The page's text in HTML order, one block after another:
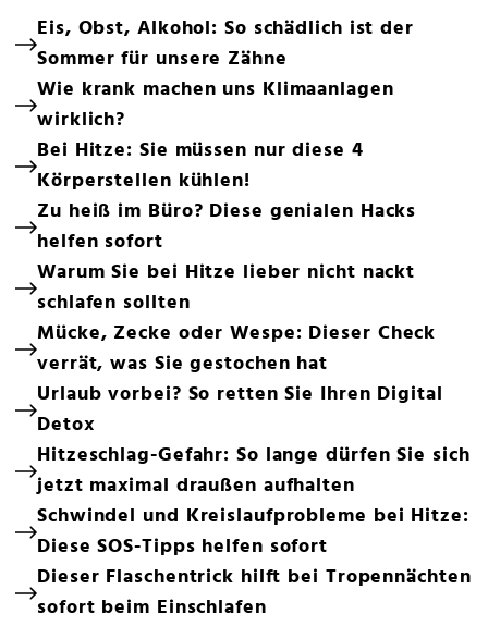
Eis, Obst, Alkohol: So schädlich ist der
Sommer für unsere Zähne
Wie krank machen uns Klimaanlagen
wirklich?
Bei Hitze: Sie müssen nur diese 4
Körperstellen kühlen!
Zu heiß im Büro? Diese genialen Hacks
helfen sofort
Warum Sie bei Hitze lieber nicht nackt
schlafen sollten
Mücke, Zecke oder Wespe: Dieser Check
verrät, was Sie gestochen hat
Urlaub vorbei? So retten Sie Ihren Digital
Detox
Hitzeschlag-Gefahr: So lange dürfen Sie sich
jetzt maximal draußen aufhalten
Schwindel und Kreislaufprobleme bei Hitze:
Diese SOS-Tipps helfen sofort
Dieser Flaschentrick hilft bei Tropennächten
sofort beim Einschlafen